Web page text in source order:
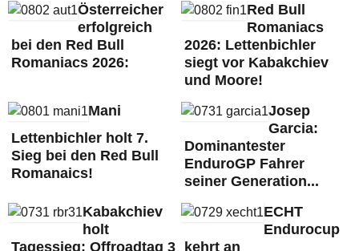
Österreicher
erfolgreich
bei den Red Bull
Romaniacs 2026:
Red Bull
Romaniacs
2026: Lettenbichler
siegt vor Kabakchiev
und Moore!
Mani
Lettenbichler holt 7.
Sieg bei den Red Bull
Romanaics!
Josep
Garcia:
Dominantester
EnduroGP Fahrer
seiner Generation...
Kabakchiev
holt
Tagessieg: Offroadtag 3
ECHT
Endurocup
kehrt an